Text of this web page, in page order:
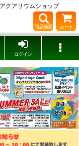
クアリウムショップ
商品検索 カート
ログイン